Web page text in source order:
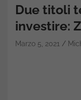
Due titoli
investire:
Marzo 5, 2021